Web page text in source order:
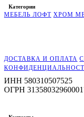
Категории
МЕБЕЛЬ ЛОФТ ХРОМ
ДОСТАВКА И ОПЛАТА
ИНН 580310507525
ОГРН